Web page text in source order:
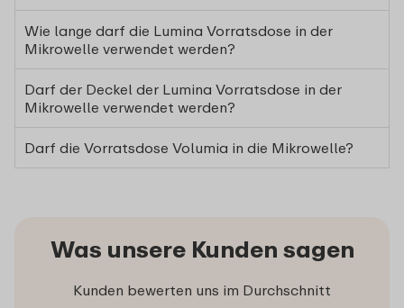
Wie lange darf die Lumina Vorratsdose in der
Mikrowelle verwendet werden?
Darf der Deckel der Lumina Vorratsdose in der
Mikrowelle verwendet werden?
Darf die Vorratsdose Volumia in die Mikrowelle?
Was unsere Kunden sagen
Kunden bewerten uns im Durchschnitt